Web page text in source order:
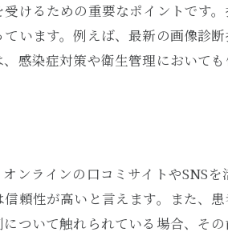
支える歯科衛生士
す予防歯科の役割
がもたらす安心感
びによるリスク
けるための重要なポイントです
います。例えば、最新の画像診
感染症対策や衛生管理において
ンラインの口コミサイトやSNS
頼性が高いと言えます。また、
ついて触れられている場合、そ